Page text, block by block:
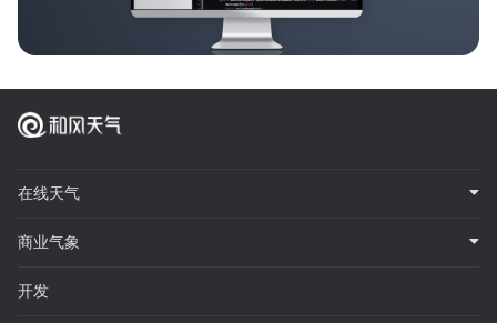
在线天气
商业气象
开发